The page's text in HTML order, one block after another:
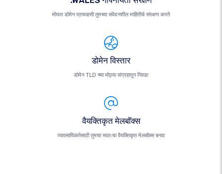
मोफत डोमेन प्रायव्हसी तुमच्या संवेदनशील माहितीचे संरक्षण करते
डोमेन विस्तार
डोमेन TLD च्या मोठ्या संग्रहातून निवडा
वैयक्तिकृत मेलबॉक्स
व्यावसायिकतेसाठी तुमचा स्वतःचा वैयक्तिकृत मेलबॉक्स बनवा